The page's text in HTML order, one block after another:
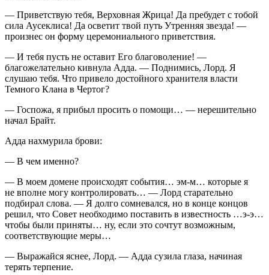
— Приветствую тебя, Верховная Жрица! Да пребудет с тобой
сила Аусеклиса! Да осветит твой путь Утренняя звезда! —
произнес он форму церемониального приветствия.
— И тебя пусть не оставит Его благоволение! —
благожелательно кивнула Адда. — Поднимись, Лорд. Я
слушаю тебя. Что привело достойного хранителя власти
Темного Клана в Чертог?
— Госпожа, я прибыл просить о помощи… — нерешительно
начал Брайт.
Адда нахмурила брови:
— В чем именно?
— В моем домене происходят события… эм-м… которые я
не вполне могу контролировать… — Лорд старательно
подбирал слова. — Я долго сомневался, но в конце концов
решил, что Совет необходимо поставить в известность …э-э…
чтобы были приняты… ну, если это сочтут возможным,
соответствующие меры…
— Выражайся яснее, Лорд. — Адда сузила глаза, начиная
терять терпение.